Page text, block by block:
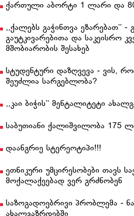
ქართული აბორტი 1 ლარი და
,,ქალებს გაჭინთვა ეზარებათ’’ -
გაუტკივარებითა და საკეისრო
მშობიარობის შესახებ
სტუდენტური დაზღვევა - ვის,
შეუძლია სარგებლობა?
,,კაი ბიჭის’’ მენტალიტეტი
საბუთიანი ქალიშვილობა 175
დაანგრიე სტერეოტიპი!!!
ეთნიკური უმცირესობები თავს
მოქალაქეებად ვერ გრძნობენ
საზოგადოებრივი პრობლემა -
ახალგაზრდებში